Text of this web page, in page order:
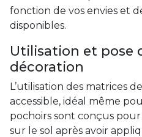
fonction de vos envies et
disponibles.
Utilisation et pose
décoration
L’utilisation des matrices
accessible, idéal même
pochoirs sont conçus
sur le sol après avoir